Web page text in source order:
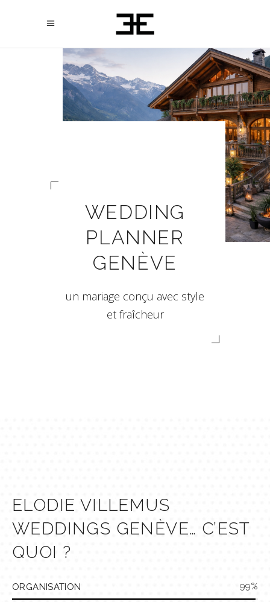
WEDDING
PLANNER
GENÈVE
un mariage conçu avec style
et fraîcheur
ELODIE VILLEMUS
WEDDINGS GENÈVE… C’EST
QUOI ?
ORGANISATION 99